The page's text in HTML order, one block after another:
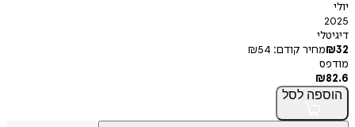
יולי
2025
דיגיטלי
₪32 מחיר קודם: ₪54
מודפס
₪82.6
הוספה לסל